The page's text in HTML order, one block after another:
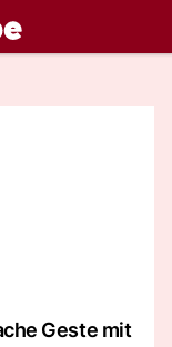
Geste mit